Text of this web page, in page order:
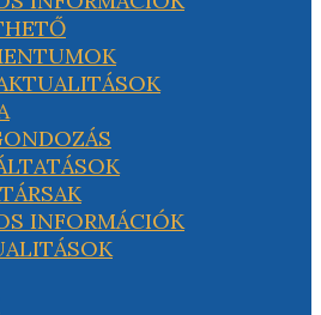
INFORMÁCIÓK